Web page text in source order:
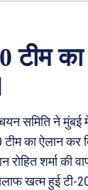
टीम
समिति ने मुंबई
टीम का ऐलान कर
शर्मा की
खत्म हुई टी-